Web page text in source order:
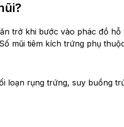
trở khi bước vào phác đồ
mũi tiêm kích trứng phụ
loạn rụng trứng, suy buồng